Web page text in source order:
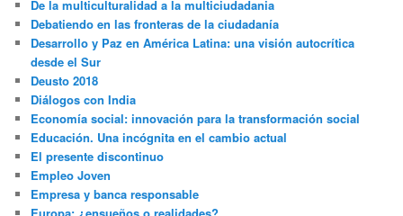
De la multiculturalidad a la multiciudadania
Debatiendo en las fronteras de la ciudadanía
Desarrollo y Paz en América Latina: una visión autocrítica
desde el Sur
Deusto 2018
Diálogos con India
Economía social: innovación para la transformación social
Educación. Una incógnita en el cambio actual
El presente discontinuo
Empleo Joven
Empresa y banca responsable